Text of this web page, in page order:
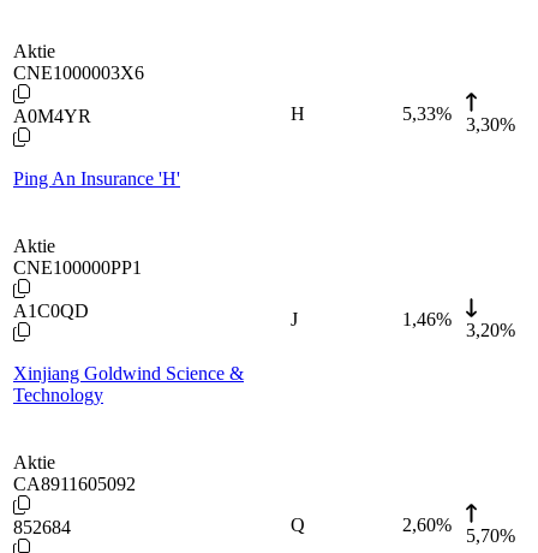
Aktie
CNE1000003X6
A0M4YR
Ping An Insurance 'H'
H 5,33%
3,30%
Aktie
CNE100000PP1
A1C0QD
Xinjiang Goldwind Science &
Technology
J 1,46%
3,20%
Aktie
CA8911605092
852684 Q 2,60%
5,70%